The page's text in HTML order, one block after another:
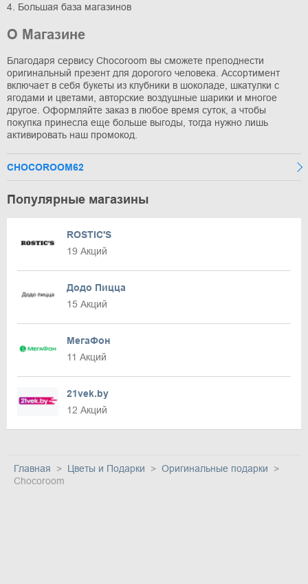
4. Большая база магазинов
О Магазине
Благодаря сервису Chocoroom вы сможете преподнести
оригинальный презент для дорогого человека. Ассортимент
включает в себя букеты из клубники в шоколаде, шкатулки с
ягодами и цветами, авторские воздушные шарики и многое
другое. Оформляйте заказ в любое время суток, а чтобы
покупка принесла еще больше выгоды, тогда нужно лишь
активировать наш промокод.
CHOCOROOM62
Популярные магазины
ROSTIC'S
19 Акций
Додо Пицца
15 Акций
МегаФон
11 Акций
21vek.by
12 Акций
Главная Цветы и Подарки
Оригинальные подарки
Chocoroom